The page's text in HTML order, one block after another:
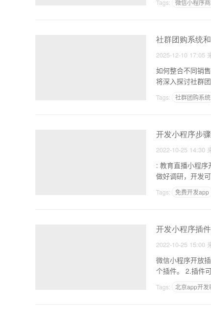
Tags: 微信小程序
社群团购系统
2025-12-10 17:05
如何整合不同销
Tags: 社群团购系统
开发小程序步
2022-10-25 14:30
: 教育直播小程序开发步骤 1.前期调研：之前开发教育小程序，确定可行
做好调研，开发
Tags: 免费开发app
开发小程序插
2022-10-25 15:00
微信小程序开放插件功能和新增“代码片
个插件
Tags: 北京app开发